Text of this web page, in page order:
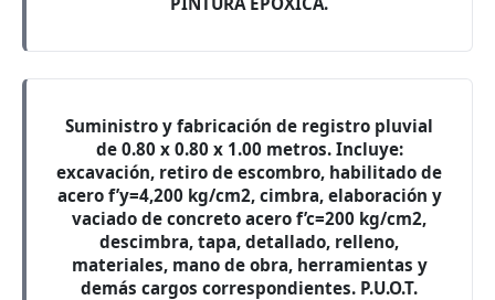
Suministro y fabricación de registro pluvial
de 0.80 x 0.80 x 1.00 metros. Incluye:
excavación, retiro de escombro, habilitado de
acero f’y=4,200 kg/cm2, cimbra, elaboración y
vaciado de concreto acero f’c=200 kg/cm2,
descimbra, tapa, detallado, relleno,
materiales, mano de obra, herramientas y
demás cargos correspondientes. P.U.O.T.